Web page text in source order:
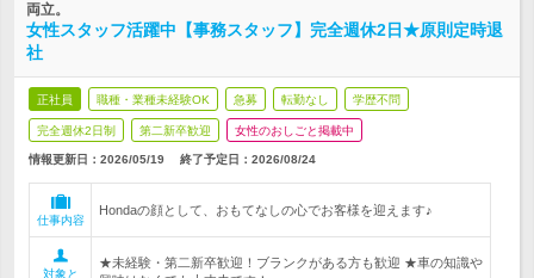
両立。
女性スタッフ活躍中【事務スタッフ】完全週休2日★原則定時退
社
正社員 職種・業種未経験OK 急募 転勤なし 学歴不問
完全週休2日制 第二新卒歓迎 女性のおしごと掲載中
情報更新日：2026/05/19 終了予定日： 2026/08/24
仕事内容
Hondaの顔として、おもてなしの心でお客様を迎えます♪
対象と
★未経験・第二新卒歓迎！ブランクがある方も歓迎 ★車の知識や